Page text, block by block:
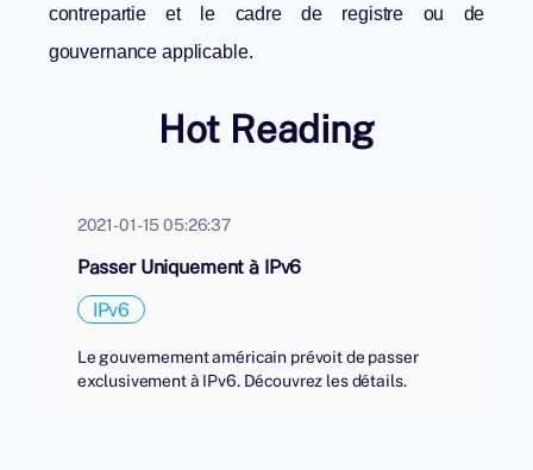
contrepartie et le cadre de registre ou de
gouvernance applicable.
Hot Reading
2021-01-15 05:26:37
Passer Uniquement à IPv6
IPv6
Le gouvernement américain prévoit de passer
exclusivement à IPv6. Découvrez les détails.